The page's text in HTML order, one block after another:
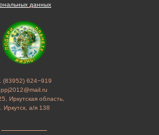
(83952) 624−919
ppj2012@mail.ru
Иркутская область,
Иркутск, а/я 138
данных